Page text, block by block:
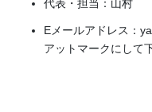
代表・担当：山村
Eメールアドレス：
アットマークにして